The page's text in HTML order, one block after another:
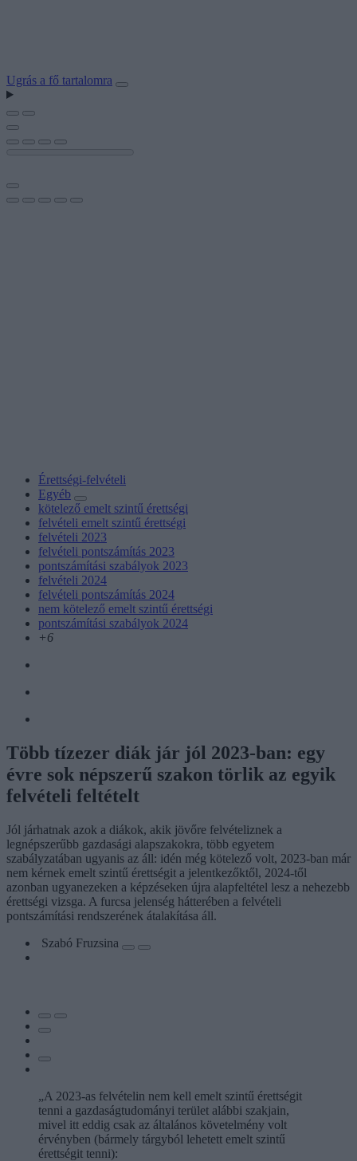
Ugrás a fő tartalomra
Érettségi-felvételi
Egyéb
kötelező emelt szintű érettségi
felvételi emelt szintű érettségi
felvételi 2023
felvételi pontszámítás 2023
pontszámítási szabályok 2023
felvételi 2024
felvételi pontszámítás 2024
nem kötelező emelt szintű érettségi
pontszámítási szabályok 2024
+6
Több tízezer diák jár jól 2023-ban: egy
évre sok népszerű szakon törlik az egyik
felvételi feltételt
Jól járhatnak azok a diákok, akik jövőre felvételiznek a
legnépszerűbb gazdasági alapszakokra, több egyetem
szabályzatában ugyanis az áll: idén még kötelező volt, 2023-ban már
nem kérnek emelt szintű érettségit a jelentkezőktől, 2024-től
azonban ugyanezeken a képzéseken újra alapfeltétel lesz a nehezebb
érettségi vizsga. A furcsa jelenség hátterében a felvételi
pontszámítási rendszerének átalakítása áll.
Szabó Fruzsina
„A 2023-as felvételin nem kell emelt szintű érettségit
tenni a gazdaságtudományi terület alábbi szakjain,
mivel itt eddig csak az általános követelmény volt
érvényben (bármely tárgyból lehetett emelt szintű
érettségit tenni):